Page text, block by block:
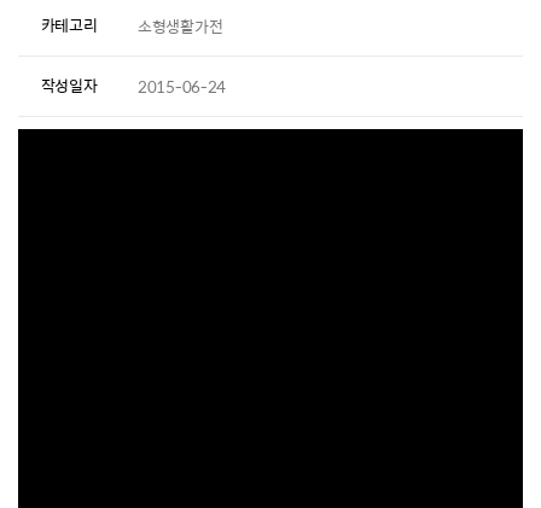
카테고리 소형생활가전
작성일자 2015-06-24